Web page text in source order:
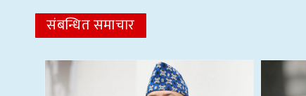
संबन्धित समाचार